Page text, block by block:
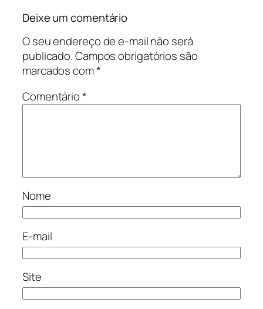
Deixe um comentário
O seu endereço de e-mail não será
publicado.Campos obrigatórios são
marcados com*
Comentário*
Nome
E-mail
Site